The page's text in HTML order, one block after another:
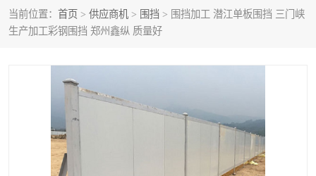
当前位置： 首页 > 供应商机 > 围挡 > 围挡加工 潜江单板围挡 三门峡
生产加工彩钢围挡 郑州鑫纵 质量好
建筑围挡 楼层板
彩钢板
生产加工单板复合围挡 市